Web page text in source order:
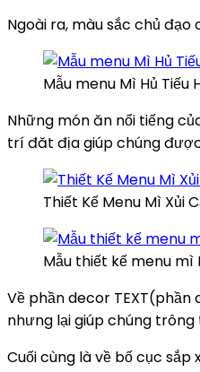
Ngoài ra, màu sắc chủ
Mẫu menu Mì Hủ Tiếu
Những món ăn nổi tiếng
trí đăt địa giúp chúng
Thiết Kế Menu Mì Xủi
Mẫu thiết kế menu mì
Về phần decor
nhưng lại giúp chúng trông
Cuối cùng là về bố cục sắp